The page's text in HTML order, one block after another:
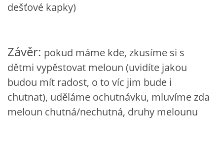
VZDĚLÁVACÍ BLOK BŘEZEN
VÝTVARNÉ TECHNIKY
VÝTVARNÉ POMŮCKY
dešťové kapky)
Závěr: pokud máme kde, zkusíme si s
dětmi vypěstovat meloun (uvidíte jakou
budou mít radost, o to víc jim bude i
chutnat), uděláme ochutnávku, mluvíme zda
meloun chutná/nechutná, druhy melounu